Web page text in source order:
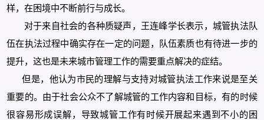
样，在困境中不断前行与成长。
对于来自社会的各种质疑声，王连峰学长表示，城管执法队
伍在执法过程中确实存在一定的问题，队伍素质也有待进一步的
提升，这也是未来城市管理工作的需要重点解决的症结。
但是，他认为市民的理解与支持对城管执法工作来说是至关
重要的。由于社会公众不了解城管的工作内容和目标，有的时候
很容易形成误解，导致城管工作有时候开展起来遇到不小的困